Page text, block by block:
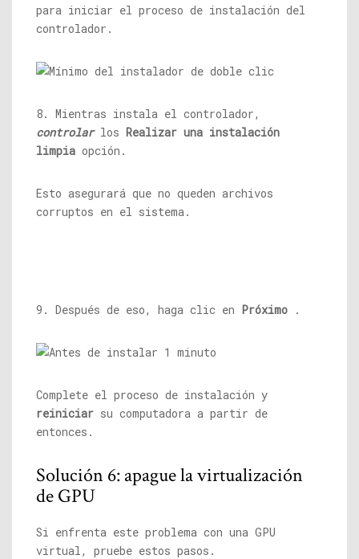
para iniciar el proceso de instalación del
controlador.
8. Mientras instala el controlador,
controlar los Realizar una instalación
limpia opción.
Esto asegurará que no queden archivos
corruptos en el sistema.
9. Después de eso, haga clic en Próximo .
Complete el proceso de instalación y
reiniciar su computadora a partir de
entonces.
Solución 6: apague la virtualización
de GPU
Si enfrenta este problema con una GPU
virtual, pruebe estos pasos.